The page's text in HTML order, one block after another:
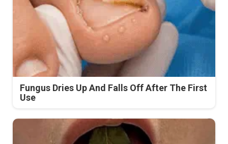
Fungus Dries Up And Falls Off After The First
Use